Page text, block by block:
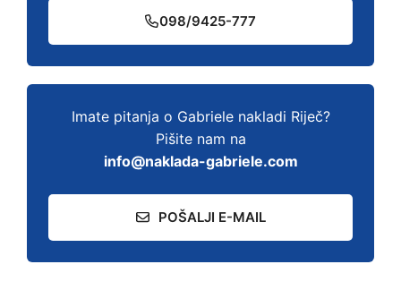
098/9425-777
Imate pitanja o Gabriele nakladi Riječ?
Pišite nam na
info@naklada-gabriele.com
POŠALJI E-MAIL